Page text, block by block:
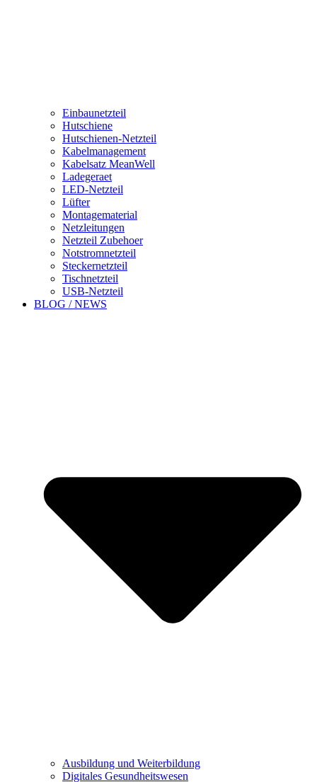
Einbaunetzteil
Hutschiene
Hutschienen-Netzteil
Kabelmanagement
Kabelsatz MeanWell
Ladegeraet
LED-Netzteil
Lüfter
Montagematerial
Netzleitungen
Netzteil Zubehoer
Notstromnetzteil
Steckernetzteil
Tischnetzteil
USB-Netzteil
BLOG / NEWS
Ausbildung und Weiterbildung
Digitales Gesundheitswesen